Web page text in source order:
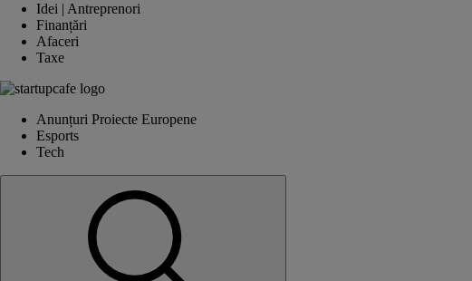
Idei | Antreprenori
Finanțări
Afaceri
Taxe
Anunțuri Proiecte Europene
Esports
Tech